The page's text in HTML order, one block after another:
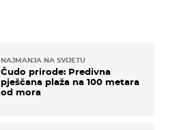
NAJMANJA NA SVIJETU
Čudo prirode: Predivna
pješčana plaža na 100 metara
od mora